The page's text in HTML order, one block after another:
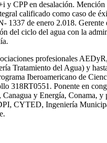
y CPP en desalación. Mención
calificado como caso de
1337 de enero 2.018. Gerente
del ciclo del agua con la
profesionales
Tratamiento del Agua) y
Iberoamericano de
318RT0551. Ponente en
y Energía, Conama, y
CYTED, Ingeniería